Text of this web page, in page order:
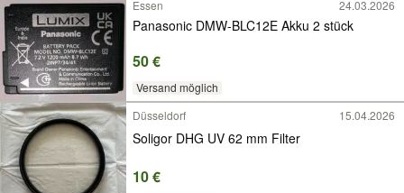
Essen 24.03.2026
Panasonic DMW-BLC12E Akku 2 stück
50 €
Versand möglich
Düsseldorf 15.04.2026
Soligor DHG UV 62 mm Filter
10 €